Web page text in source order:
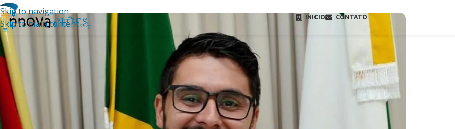
Skip to navigation
Skip to main content
INICIO CONTATO